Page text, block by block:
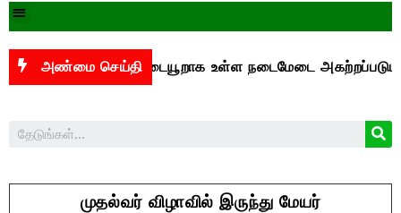
அண்மை செய்தி
இடையூறாக உள்ள நடைமேடை அகற்றப்படுமா?
முதல்வர் விழாவில் இருந்து மேயர்